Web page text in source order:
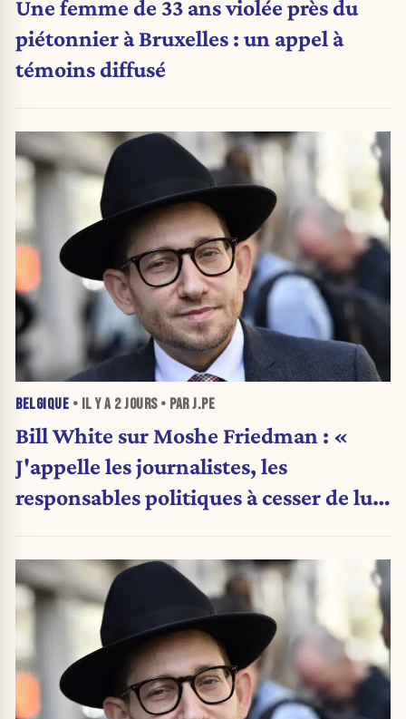
Une femme de 33 ans violée près du
piétonnier à Bruxelles : un appel à
témoins diffusé
BELGIQUE • IL Y A 2 JOURS• PAR J.PE
Bill White sur Moshe Friedman : «
J'appelle les journalistes, les
responsables politiques à cesser de lui